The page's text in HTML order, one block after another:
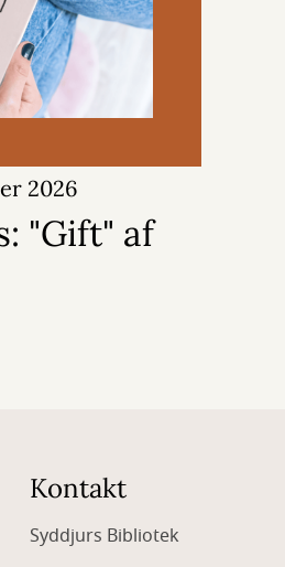
2026
"Gift" af
Kontakt
Syddjurs Bibliotek